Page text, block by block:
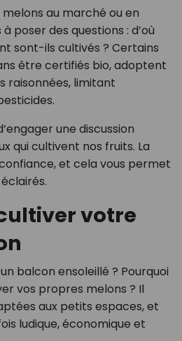
au marché ou en
poser des questions : d’où
sont-ils cultivés ? Certains
être certifiés bio, adoptent
raisonnées, limitant
une discussion
qui cultivent nos fruits. La
et cela vous permet
votre
balcon ensoleillé ? Pourquoi
vos propres melons ? Il
aux petits espaces, et
ludique, économique et